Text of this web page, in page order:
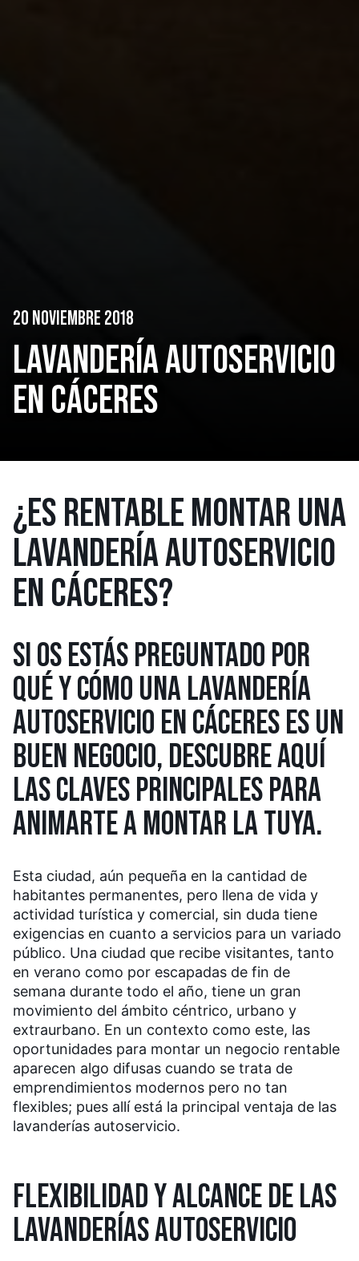
20 NOVIEMBRE 2018
LAVANDERÍA AUTOSERVICIO
EN CÁCERES
¿ES RENTABLE MONTAR UNA
LAVANDERÍA AUTOSERVICIO
EN CÁCERES?
SI OS ESTÁS PREGUNTADO POR
QUÉ Y CÓMO UNA LAVANDERÍA
AUTOSERVICIO EN CÁCERES ES UN
BUEN NEGOCIO, DESCUBRE AQUÍ
LAS CLAVES PRINCIPALES PARA
ANIMARTE A MONTAR LA TUYA.
Esta ciudad, aún pequeña en la cantidad de
habitantes permanentes, pero llena de vida y
actividad turística y comercial, sin duda tiene
exigencias en cuanto a servicios para un variado
público. Una ciudad que recibe visitantes, tanto
en verano como por escapadas de fin de
semana durante todo el año, tiene un gran
movimiento del ámbito céntrico, urbano y
extraurbano. En un contexto como este, las
oportunidades para montar un negocio rentable
aparecen algo difusas cuando se trata de
emprendimientos modernos pero no tan
flexibles; pues allí está la principal ventaja de las
lavanderías autoservicio.
FLEXIBILIDAD Y ALCANCE DE LAS
LAVANDERÍAS AUTOSERVICIO